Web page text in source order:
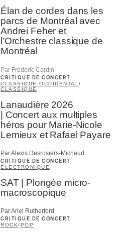
Élan de cordes dans les
parcs de Montréal avec
Andrei Feher et
l’Orchestre classique de
Montréal
Par Frédéric Cardin
CRITIQUE DE CONCERT
CLASSIQUE OCCIDENTAL /
CLASSIQUE
Lanaudière 2026
| Concert aux multiples
héros pour Marie-Nicole
Lemieux et Rafael Payare
Par Alexis Desrosiers-Michaud
CRITIQUE DE CONCERT
ÉLECTRONIQUE
SAT | Plongée micro-
macroscopique
Par Ariel Rutherford
CRITIQUE DE CONCERT
ROCK/ POP